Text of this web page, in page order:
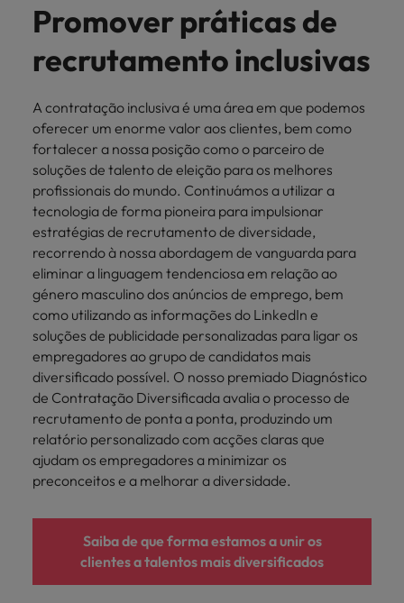
Promover práticas de
recrutamento inclusivas
A contratação inclusiva é uma área em que podemos
oferecer um enorme valor aos clientes, bem como
fortalecer a nossa posição como o parceiro de
soluções de talento de eleição para os melhores
profissionais do mundo. Continuámos a utilizar a
tecnologia de forma pioneira para impulsionar
estratégias de recrutamento de diversidade,
recorrendo à nossa abordagem de vanguarda para
eliminar a linguagem tendenciosa em relação ao
género masculino dos anúncios de emprego, bem
como utilizando as informações do LinkedIn e
soluções de publicidade personalizadas para ligar os
empregadores ao grupo de candidatos mais
diversificado possível. O nosso premiado Diagnóstico
de Contratação Diversificada avalia o processo de
recrutamento de ponta a ponta, produzindo um
relatório personalizado com acções claras que
ajudam os empregadores a minimizar os
preconceitos e a melhorar a diversidade.
Saiba de que forma estamos a unir os
clientes a talentos mais diversificados